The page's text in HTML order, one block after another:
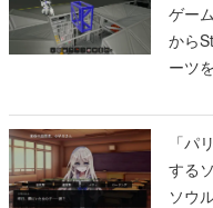
ゲー
から
ーツ
「パ
する
ソウ